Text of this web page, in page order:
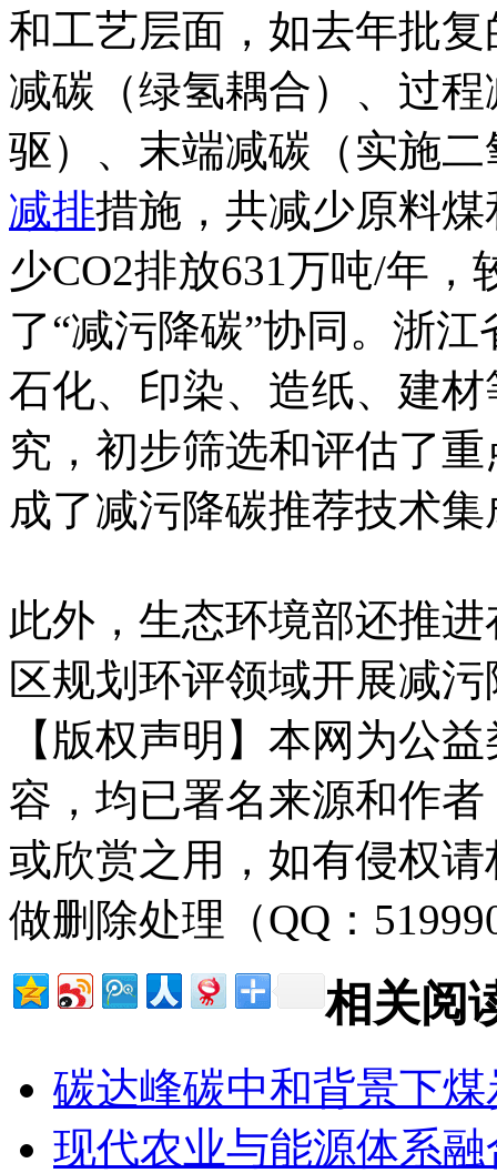
和工艺层面，如去年批
减碳（绿氢耦合）、过
驱）、末端减碳（实施
减排措施，共减少原料
少CO2排放631万吨/年
了“减污降碳”协同。浙
石化、印染、造纸、建
究，初步筛选和评估了
成了减污降碳推荐技术
此外，生态环境部还推
区规划环评领域开展减
【版权声明】本网为公
容，均已署名来源和作
或欣赏之用，如有侵权
做删除处理（QQ：
相关阅
碳达峰碳中和背景下
现代农业与能源体系